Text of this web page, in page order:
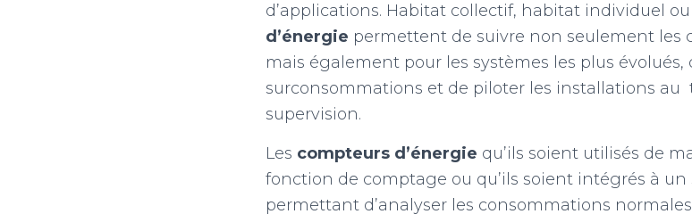
d’applications. Habitat collectif, habitat individuel
d’énergie permettent de suivre non seulement les
mais également pour les systèmes les plus évolués,
surconsommations et de piloter les installations au
supervision.
Les compteurs d’énergie qu’ils soient utilisés de
fonction de comptage ou qu’ils soient intégrés à un
permettant d’analyser les consommations